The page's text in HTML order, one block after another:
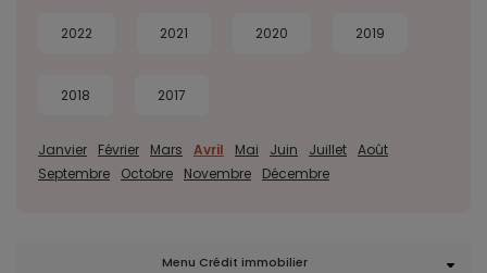
2022 2021 2020 2019
2018 2017
Janvier Février Mars Avril Mai Juin Juillet Août
Septembre
Octobre Novembre Décembre
Menu Crédit immobilier